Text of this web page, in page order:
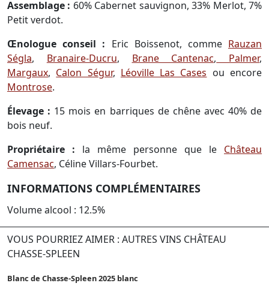
Assemblage : 60% Cabernet sauvignon, 33% Merlot, 7%
Petit verdot.
Œnologue conseil : Eric Boissenot, comme Rauzan
Ségla, Branaire-Ducru, Brane Cantenac, Palmer,
Margaux, Calon Ségur, Léoville Las Cases ou encore
Montrose.
Élevage : 15 mois en barriques de chêne avec 40% de
bois neuf.
Propriétaire : la même personne que le Château
Camensac, Céline Villars-Fourbet.
INFORMATIONS COMPLÉMENTAIRES
Volume alcool : 12.5%
VOUS POURRIEZ AIMER : AUTRES VINS CHÂTEAU
CHASSE-SPLEEN
Blanc de Chasse-Spleen 2025 blanc